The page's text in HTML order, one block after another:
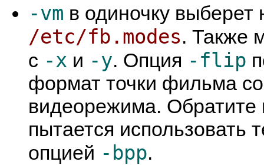
-vm в одиночку
/etc/fb.modes. Также
с -x и -y. Опция -flip
формат точки фильма
видеорежима. Обратите
пытается использовать
опцией -bpp.